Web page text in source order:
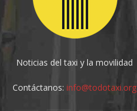
Noticias del taxi y la movilidad
Contáctanos:info@todotaxi.org